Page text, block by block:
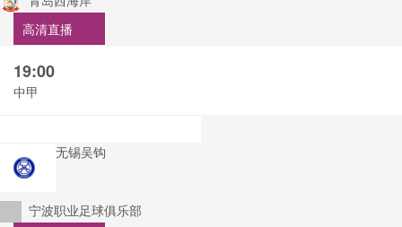
高清直播
19:00
中甲
无锡吴钩
宁波职业足球俱乐部